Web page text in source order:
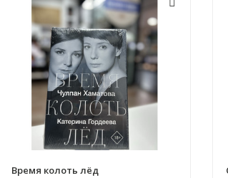
Время колоть лёд